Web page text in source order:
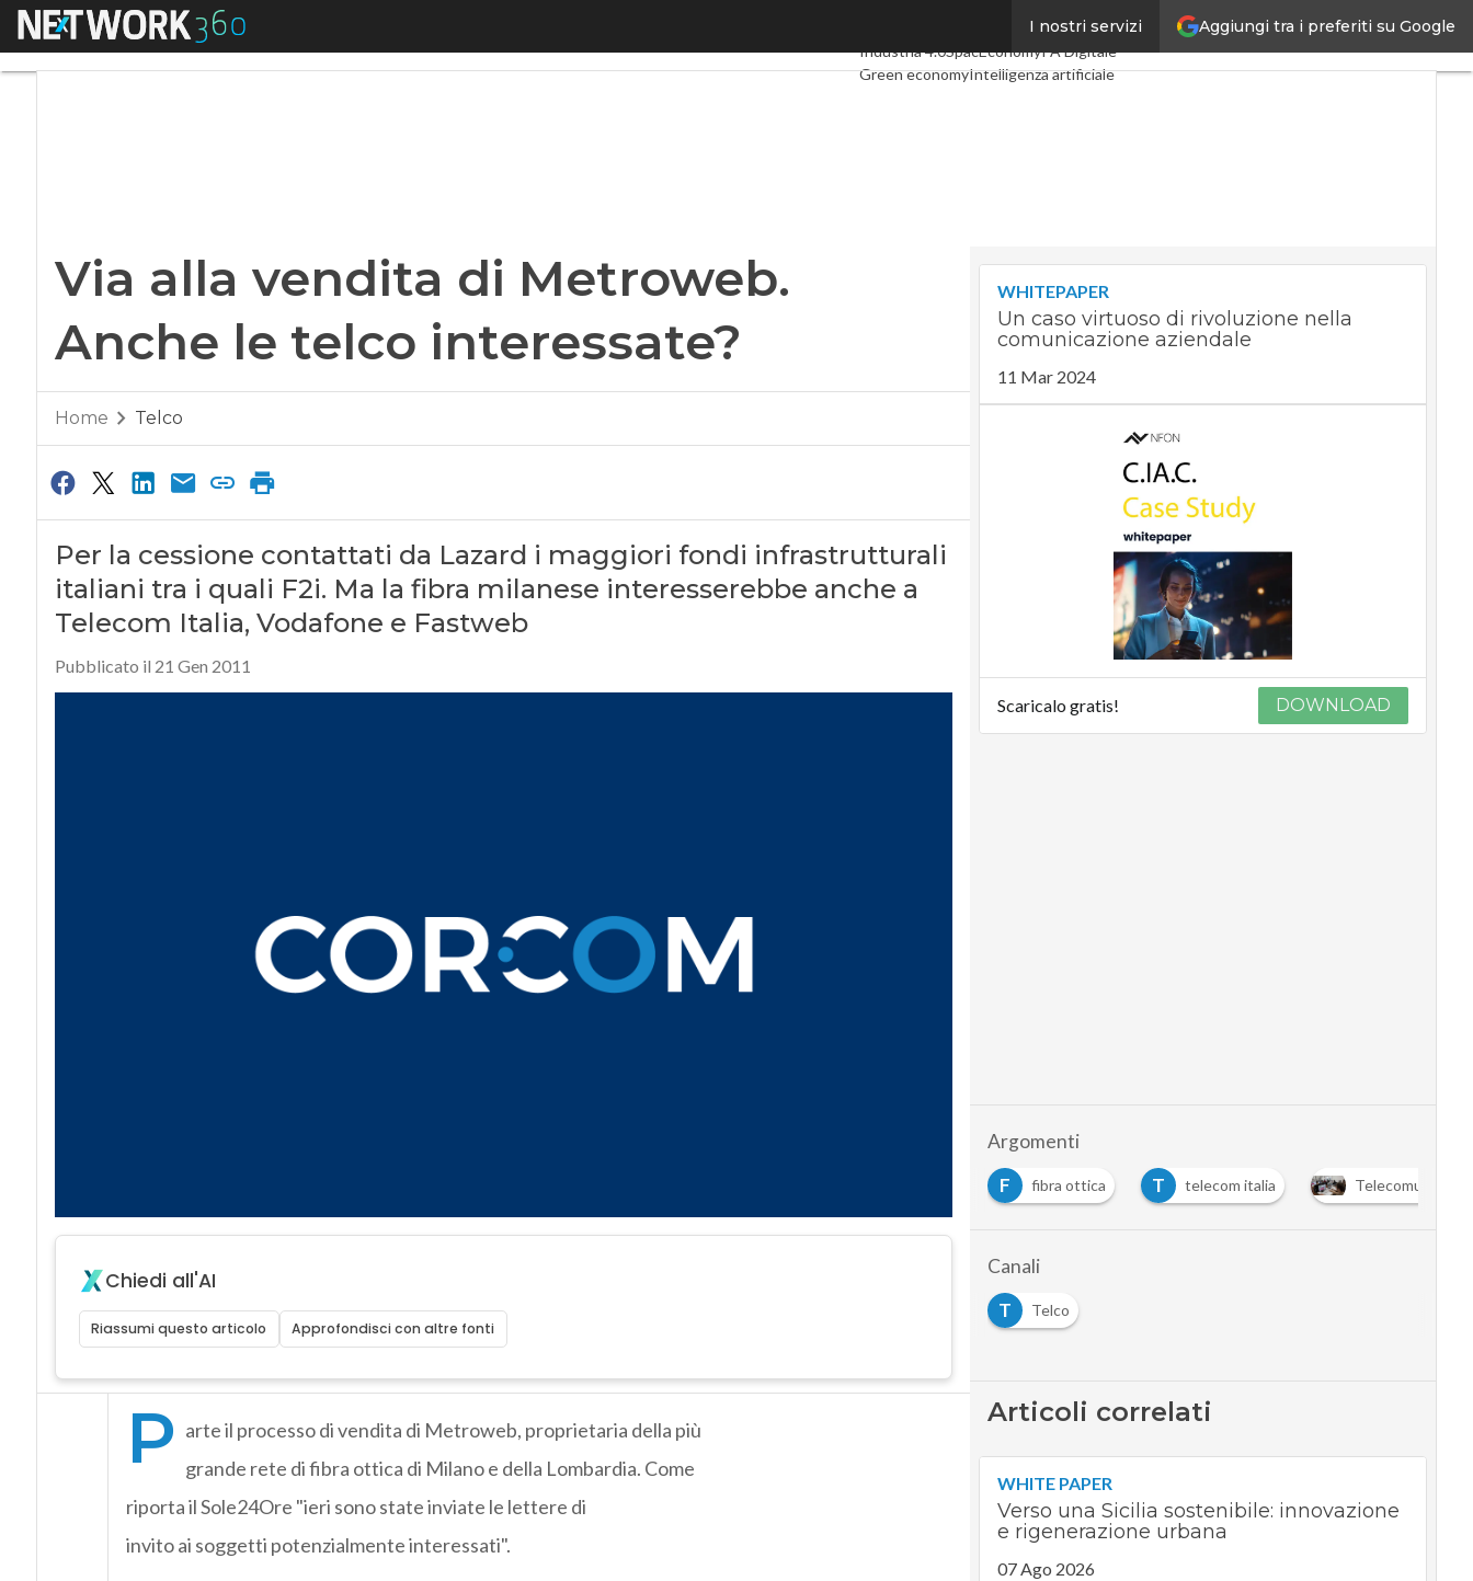
Aggiungi tra i preferiti su Google
I nostri servizi
Menu Digital EconomyTelco
Industria 4.0SpacEconomyPA Digitale
Green economyIntelligenza artificiale
Via alla vendita di Metroweb.
Anche le telco interessate?
Home Telco
Per la cessione contattati da Lazard i maggiori fondi infrastrutturali
italiani tra i quali F2i. Ma la fibra milanese interesserebbe anche a
Telecom Italia, Vodafone e Fastweb
Pubblicato il 21 Gen 2011
Chiedi all'AI
Riassumi questo articolo Approfondisci con altre fonti
P arte il processo di vendita di Metroweb, proprietaria della più
grande rete di fibra ottica di Milano e della Lombardia. Come
riporta il Sole24Ore "ieri sono state inviate le lettere di
invito ai soggetti potenzialmente interessati".
WHITEPAPER
Un caso virtuoso di rivoluzione nella
comunicazione aziendale
11 Mar 2024
Scaricalo gratis! DOWNLOAD
Argomenti
F fibra ottica T telecom italia
Canali
T
Telco
Articoli correlati
WHITE PAPER
Verso una Sicilia sostenibile: innovazione
e rigenerazione urbana
07 Ago 2026